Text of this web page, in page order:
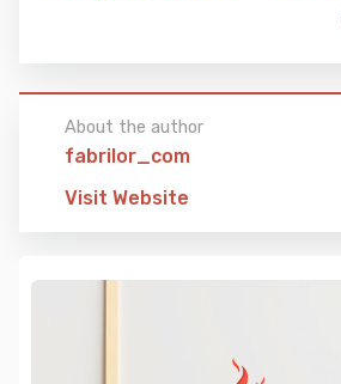
About the author
fabrilor_com
Visit Website